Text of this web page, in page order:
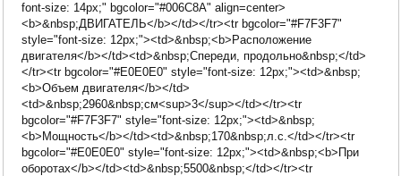
font-size: 14px;" bgcolor="#006C8A" align=center>
<b>&nbsp;ДВИГАТЕЛЬ</b></td></tr><tr bgcolor="#F7F3F7"
style="font-size: 12px;"><td>&nbsp;<b>Расположение
двигателя</b></td><td>&nbsp;Спереди, продольно&nbsp;</td>
</tr><tr bgcolor="#E0E0E0" style="font-size: 12px;"><td>&nbsp;
<b>Объем двигателя</b></td>
<td>&nbsp;2960&nbsp;см<sup>3</sup></td></tr><tr
bgcolor="#F7F3F7" style="font-size: 12px;"><td>&nbsp;
<b>Мощность</b></td><td>&nbsp;170&nbsp;л.с.</td></tr><tr
bgcolor="#E0E0E0" style="font-size: 12px;"><td>&nbsp;<b>При
оборотах</b></td><td>&nbsp;5500&nbsp;</td></tr><tr